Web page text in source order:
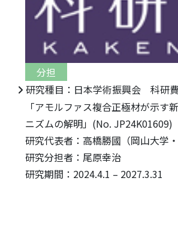
分担
研究種目：日本学術振興会 科研
「アモルファス複合正極材が示す
ニズムの解明」(No. JP24K01609)
研究代表者：高橋勝國（岡山大学・
研究分担者：尾原幸治
研究期間：2024.4.1 – 2027.3.31